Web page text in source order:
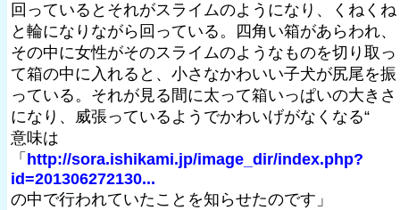
回っているとそれがスライムのようになり、くねくね
と輪になりながら回っている。四角い箱があらわれ、
その中に女性がそのスライムのようなものを切り取っ
て箱の中に入れると、小さなかわいい子犬が尻尾を振
っている。それが見る間に太って箱いっぱいの大きさ
になり、威張っているようでかわいげがなくなる“
意味は
「 http://sora.ishikami.jp/image_dir/index.php?
id=201306272130...
の中で行われていたことを知らせたのです」